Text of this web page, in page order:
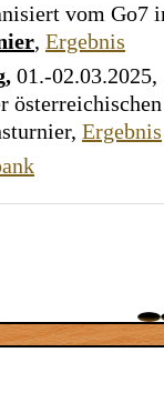
vom Go7
, Ergebnis
01.-02.03.2025,
österreichischen
, Ergebnis